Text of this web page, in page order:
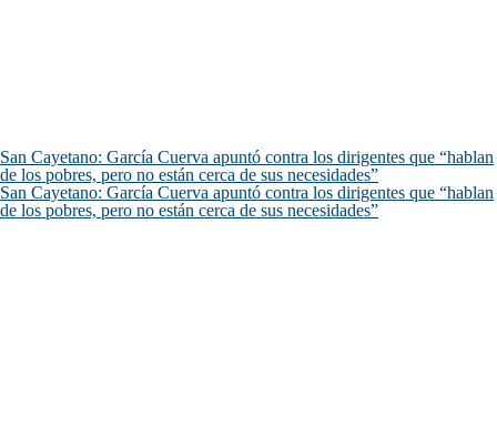
San Cayetano: García Cuerva apuntó contra los dirigentes que “hablan
de los pobres, pero no están cerca de sus necesidades”
San Cayetano: García Cuerva apuntó contra los dirigentes que “hablan
de los pobres, pero no están cerca de sus necesidades”